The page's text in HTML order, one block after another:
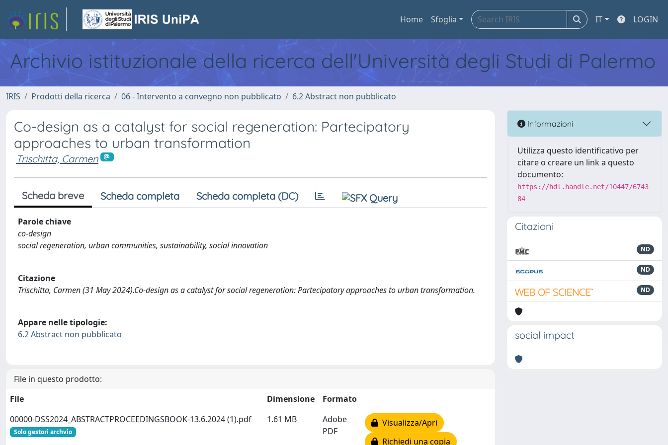
Home Sfoglia IT LOGIN
Archivio istituzionale della ricerca dell'Università degli Studi di Palermo
IRIS Prodotti della ricerca 06 - Intervento a convegno non pubblicato 6.2 Abstract non pubblicato
Co-design as a catalyst for social regeneration: Partecipatory
approaches to urban transformation
Trischitta, Carmen
Scheda breve Scheda completa Scheda completa (DC)
Parole chiave
co-design
social regeneration, urban communities, sustainability, social innovation
Citazione
Trischitta, Carmen (31 May 2024).Co-design as a catalyst for social regeneration: Partecipatory approaches to urban transformation.
Appare nelle tipologie:
6.2 Abstract non pubblicato
File in questo prodotto:
File
Dimensione
Formato
00000-DSS2024_ABSTRACTPROCEEDINGSBOOK-13.6.2024 (1).pdf
Solo gestori archvio
1.61 MB
Adobe
PDF
Visualizza/Apri
Richiedi una copia
Informazioni
Utilizza questo identificativo per
citare o creare un link a questo
documento:
https://hdl.handle.net/10447/6743
84
Citazioni
ND
ND
ND
social impact